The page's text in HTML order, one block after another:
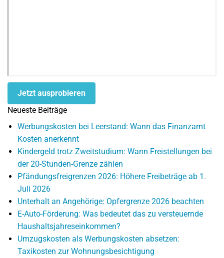
Jetzt ausprobieren
Neueste Beiträge
Werbungskosten bei Leerstand: Wann das Finanzamt
Kosten anerkennt
Kindergeld trotz Zweitstudium: Wann Freistellungen bei
der 20-Stunden-Grenze zählen
Pfändungsfreigrenzen 2026: Höhere Freibeträge ab 1.
Juli 2026
Unterhalt an Angehörige: Opfergrenze 2026 beachten
E-Auto-Förderung: Was bedeutet das zu versteuernde
Haushaltsjahreseinkommen?
Umzugskosten als Werbungskosten absetzen:
Taxikosten zur Wohnungsbesichtigung